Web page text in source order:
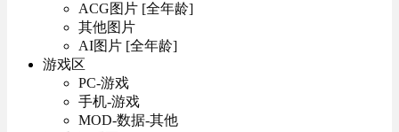
ACG图片 [全年龄]
其他图片
AI图片 [全年龄]
游戏区
PC-游戏
手机-游戏
MOD-数据-其他